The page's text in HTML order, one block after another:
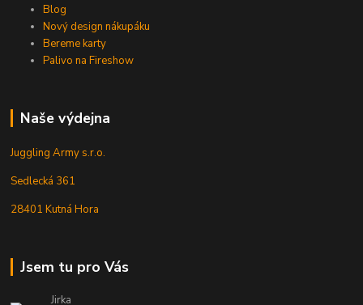
Blog
Nový design nákupáku
Bereme karty
Palivo na Fireshow
Naše výdejna
Juggling Army s.r.o.
Sedlecká 361
28401 Kutná Hora
Jsem tu pro Vás
Jirka